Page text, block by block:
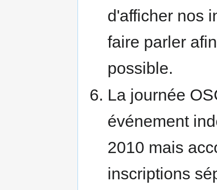
d'afficher nos
faire parler
possible.
La journée
événement
2010 mais
inscriptions